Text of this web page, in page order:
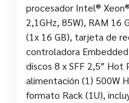
procesador Intel®
2,1GHz, 85W), RAM 16
(1x 16 GB), tarjeta de
controladora
discos 8 x SFF 2,5″
alimentación (1) 500W
formato Rack (1U),